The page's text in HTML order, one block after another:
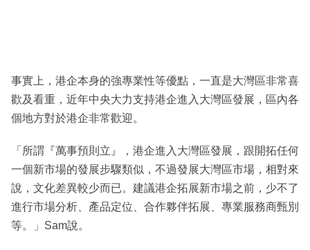
事實上，港企本身的強專業性等優點，一直是大灣區非常喜
歡及看重，近年中央大力支持港企進入大灣區發展，區內各
個地方對於港企非常歡迎。
「所謂『萬事預則立』，港企進入大灣區發展，跟開拓任何
一個新市場的發展步驟類似，不過發展大灣區市場，相對來
說，文化差異較少而已。建議港企拓展新市場之前，少不了
進行市場分析、產品定位、合作夥伴拓展、專業服務商甄別
等。」Sam說。